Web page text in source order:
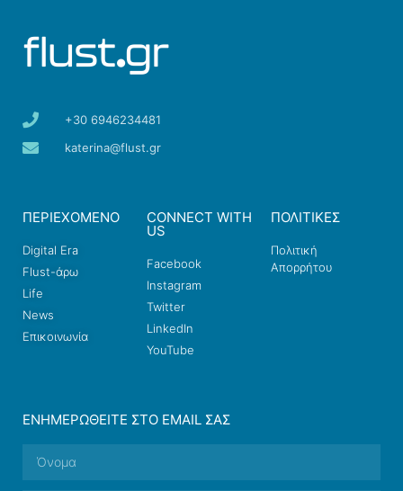
+30 6946234481
katerina@flust.gr
ΠΕΡΙΕΧΟΜΕΝΟ
Digital Era
Flust-άρω
Life
News
Επικοινωνία
CONNECT WITH
US
Facebook
Instagram
Twitter
LinkedIn
YouTube
ΠΟΛΙΤΙΚΕΣ
Πολιτική
Απορρήτου
ΕΝΗΜΕΡΩΘΕΊΤΕ ΣΤΟ EMAIL ΣΑΣ